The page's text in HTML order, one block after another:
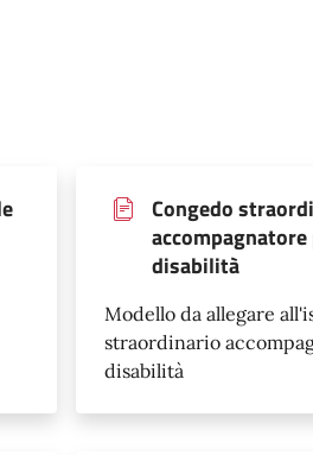
Congedo
disabilità
Modello da allegare
straordinario
disabilità